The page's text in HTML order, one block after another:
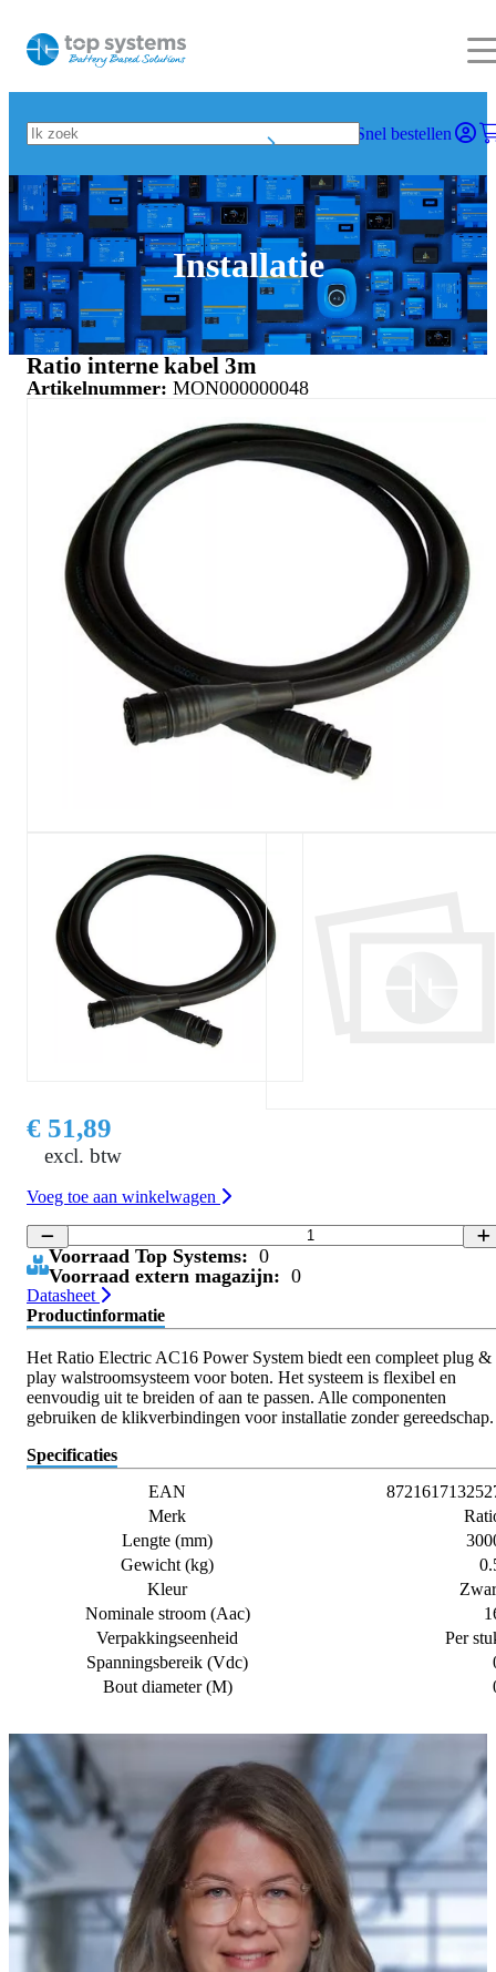
Snel bestellen
Installatie
Ratio interne kabel 3m
Artikelnummer: MON000000048
€ 51,89
excl. btw
Voeg toe aan winkelwagen
Voorraad Top Systems: 0
Voorraad extern magazijn: 0
Datasheet
Productinformatie
Het Ratio Electric AC16 Power System biedt een compleet plug &
play walstroomsysteem voor boten. Het systeem is flexibel en
eenvoudig uit te breiden of aan te passen. Alle componenten
gebruiken de klikverbindingen voor installatie zonder gereedschap.
Specificaties
EAN
Merk
Lengte (mm)
Gewicht (kg)
Kleur
Nominale stroom (Aac)
Verpakkingseenheid
Per
Spanningsbereik (Vdc)
Bout diameter (M)